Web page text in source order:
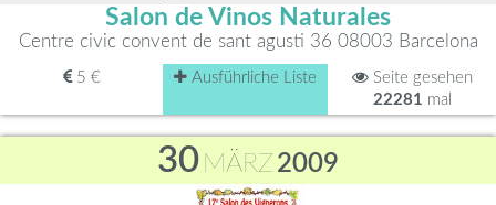
Salon de Vinos Naturales
Centre civic convent de sant agusti 36 08003 Barcelona
5 € Ausführliche Liste
Seite gesehen
22281 mal
30 MÄRZ 2009